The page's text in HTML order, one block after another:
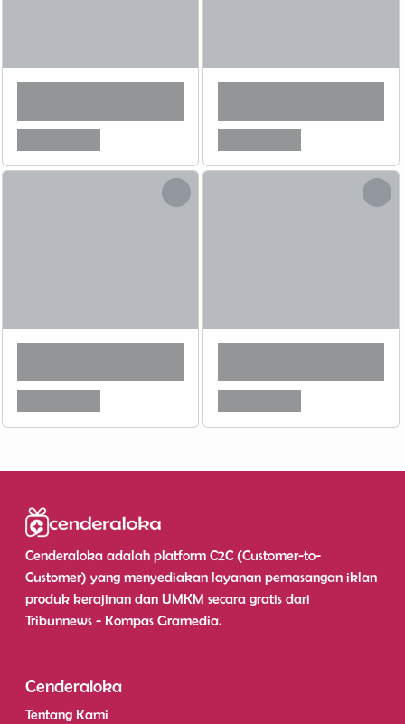
Cenderaloka adalah platform C2C (Customer-to-
Customer) yang menyediakan layanan pemasangan iklan
produk kerajinan dan UMKM secara gratis dari
Tribunnews - Kompas Gramedia.
Cenderaloka
Tentang Kami